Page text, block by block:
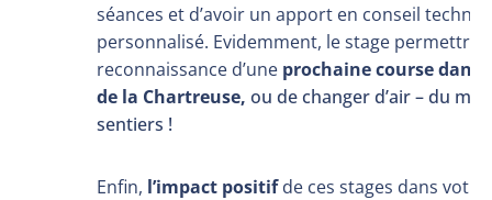
séances et d’avoir un apport en conseil
personnalisé. Evidemment, le stage permettra
reconnaissance d’une prochaine course dans
de la Chartreuse,ou de changer d’air – du
sentiers !
Enfin, l’impact positifde ces stages dans votre